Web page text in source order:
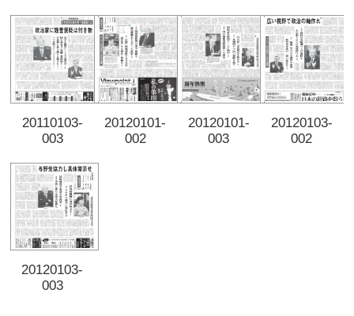
20110103-
003
20120101-
002
20120101-
003
20120103-
002
20120103-
003